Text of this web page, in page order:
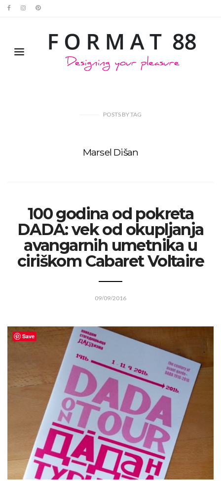
POSTS BYTAG
Marsel Dišan
100 godina od pokreta
DADA: vek od okupljanja
avangarnih umetnika u
ciriškom Cabaret Voltaire
09/09/2016
Save